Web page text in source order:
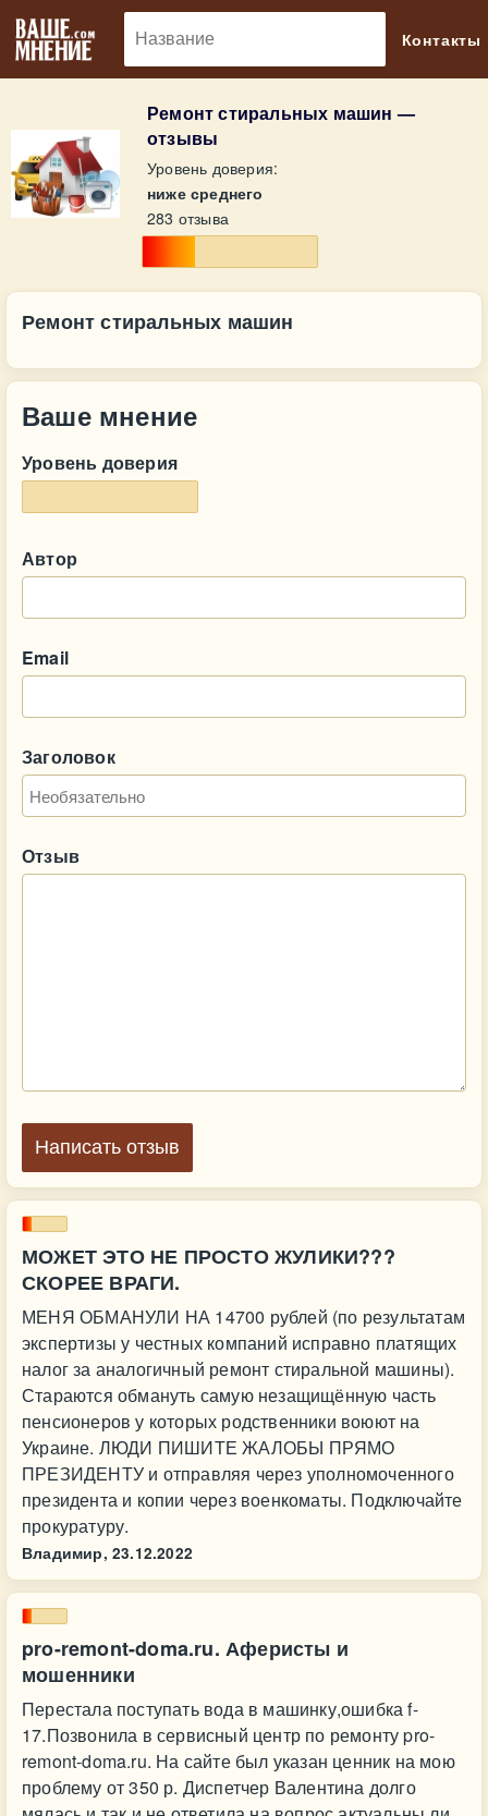
Контакты
Ремонт стиральных машин —
отзывы
Уровень доверия:
ниже среднего
283 отзыва
МОЖЕТ ЭТО НЕ ПРОСТО ЖУЛИКИ???
СКОРЕЕ ВРАГИ.
МЕНЯ ОБМАНУЛИ НА 14700 рублей (по результатам
экспертизы у честных компаний исправно платящих
налог за аналогичный ремонт стиральной машины).
Стараются обмануть самую незащищённую часть
пенсионеров у которых родственники воюют на
Украине. ЛЮДИ ПИШИТЕ ЖАЛОБЫ ПРЯМО
ПРЕЗИДЕНТУ и отправляя через уполномоченного
президента и копии через военкоматы. Подключайте
прокуратуру.
Владимир, 23.12.2022
pro-remont-doma.ru. Аферисты и
мошенники
Перестала поступать вода в машинку,ошибка f-
17.Позвонила в сервисный центр по ремонту pro-
remont-doma.ru. На сайте был указан ценник на мою
проблему от 350 р. Диспетчер Валентина долго
Ремонт стиральных машин
Ваше мнение
Уровень доверия
Автор
Email
Заголовок
Отзыв
Написать отзыв